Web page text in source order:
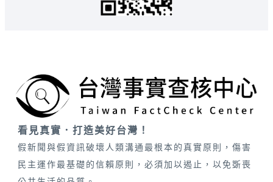
看見真實．打造美好台灣！
假新聞與假資訊破壞人類溝通最根本的真實原則，傷害
民主運作最基礎的信賴原則，必須加以遏止，以免斲喪